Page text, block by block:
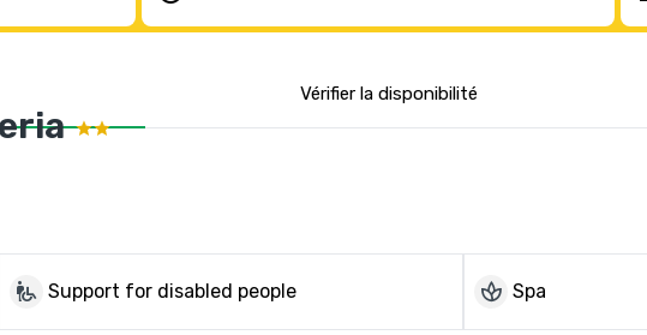
Vérifier la disponibilité
wheelchair_pickup Support for disabled people spa Spa